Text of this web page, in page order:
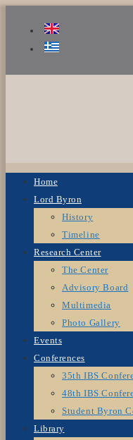
Home
Lord Byron
History
Timeline
Research Center
The Center
Advisory Board
Multimedia
Photo Gallery
Events
Conferences
35th IBS
48th IBS
Student Byron
Library